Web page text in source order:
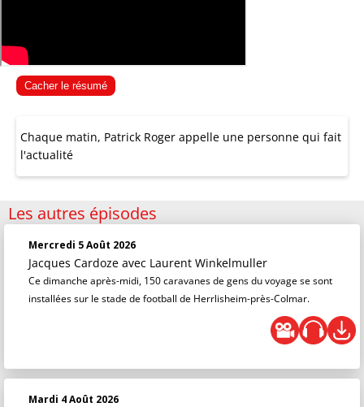
Cacher le résumé
Chaque matin, Patrick Roger appelle une personne qui fait
l'actualité
Les autres épisodes
Mercredi 5 Août 2026
Jacques Cardoze avec Laurent Winkelmuller
Ce dimanche après-midi, 150 caravanes de gens du voyage se sont
installées sur le stade de football de Herrlisheim-près-Colmar.
Mardi 4 Août 2026